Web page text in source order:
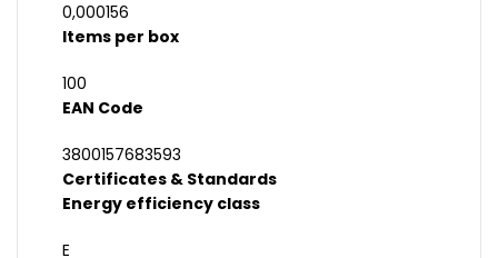
0,000156
Items per box
100
EAN Code
3800157683593
Certificates & Standards
Energy efficiency class
E